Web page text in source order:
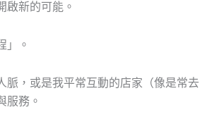
啟新的可能。
」。
脈，或是我平常互動的店家（像是常去
服務。